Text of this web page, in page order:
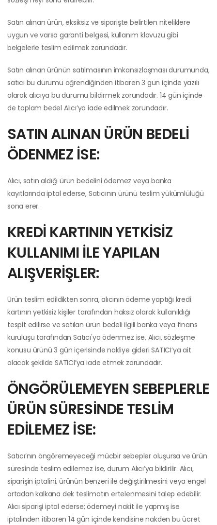
Satın alınan ürün, eksiksiz ve siparişte belirtilen niteliklere
uygun ve varsa garanti belgesi, kullanım klavuzu gibi
belgelerle teslim edilmek zorundadır.
Satın alınan ürünün satılmasının imkansızlaşması durumunda,
satıcı bu durumu öğrendiğinden itibaren 3 gün içinde yazılı
olarak alıcıya bu durumu bildirmek zorundadır. 14 gün içinde
de toplam bedel Alıcı’ya iade edilmek zorundadır.
SATIN ALINAN ÜRÜN BEDELİ
ÖDENMEZ İSE:
Alıcı, satın aldığı ürün bedelini ödemez veya banka
kayıtlarında iptal ederse, Satıcının ürünü teslim yükümlülüğü
sona erer.
KREDİ KARTININ YETKİSİZ
KULLANIMI İLE YAPILAN
ALIŞVERİŞLER:
Ürün teslim edildikten sonra, alıcının ödeme yaptığı kredi
kartının yetkisiz kişiler tarafından haksız olarak kullanıldığı
tespit edilirse ve satılan ürün bedeli ilgili banka veya finans
kuruluşu tarafından Satıcı'ya ödenmez ise, Alıcı, sözleşme
konusu ürünü 3 gün içerisinde nakliye gideri SATICI’ya ait
olacak şekilde SATICI’ya iade etmek zorundadır.
ÖNGÖRÜLEMEYEN SEBEPLERLE
ÜRÜN SÜRESİNDE TESLİM
EDİLEMEZ İSE:
Satıcı’nın öngöremeyeceği mücbir sebepler oluşursa ve ürün
süresinde teslim edilemez ise, durum Alıcı’ya bildirilir. Alıcı,
siparişin iptalini, ürünün benzeri ile değiştirilmesini veya engel
ortadan kalkana dek teslimatın ertelenmesini talep edebilir.
Alıcı siparişi iptal ederse; ödemeyi nakit ile yapmış ise
iptalinden itibaren 14 gün içinde kendisine nakden bu ücret